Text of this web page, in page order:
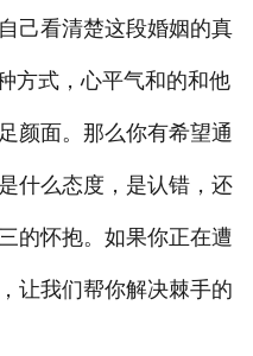
己看清楚这段婚姻的真
方式，心平气和的和他
颜面。那么你有希望通
什么态度，是认错，还
的怀抱。如果你正在遭
让我们帮你解决棘手的